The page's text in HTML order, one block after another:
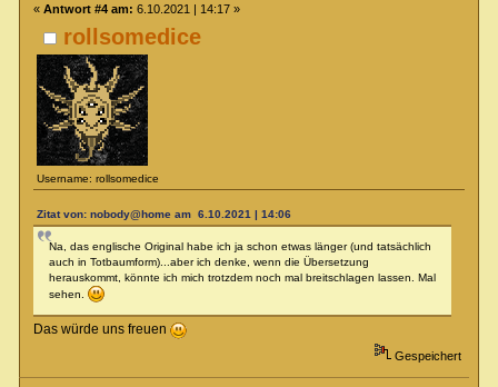
rollsomedice
Username: rollsomedice
« Antwort #4 am: 6.10.2021 | 14:17 »
Zitat von: nobody@home am 6.10.2021 | 14:06
Na, das englische Original habe ich ja schon etwas länger (und tatsächlich
auch in Totbaumform)...aber ich denke, wenn die Übersetzung
herauskommt, könnte ich mich trotzdem noch mal breitschlagen lassen. Mal
sehen.
Das würde uns freuen
Gespeichert